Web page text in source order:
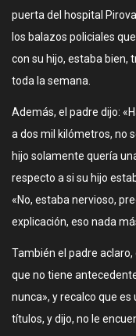
puerta del hospital
los balazos policiales
con su hijo, estaba bien,
toda la semana.
Además, el padre dijo:
a dos mil kilómetros, no
hijo solamente quería
respecto a si su hijo
«No, estaba nervioso,
explicación, eso nada
También el padre
que no tiene
nunca», y recalco que
títulos, y dijo, no le